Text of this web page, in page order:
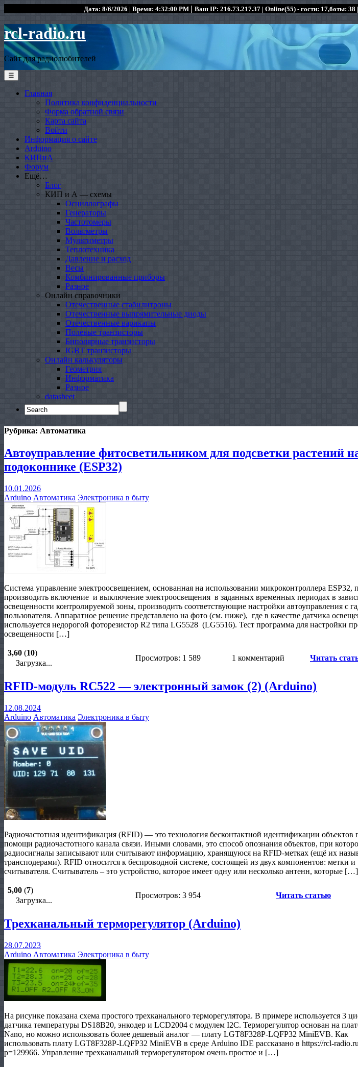
Дата: 8/6/2026 | Время: 4:32:00 PM | Ваш IP: 216.73.217.37 | Online(55) - гости: 17,боты: 38
rcl-radio.ru
Сайт для радиолюбителей
☰
Главная
Политика конфиденциальности
Форма обратной связи
Карта сайта
Войти
Информация о сайте
Arduino
КИПиА
Форум
Ещё…
Блог
КИП и А — схемы
Осциллографы
Генераторы
Частотомеры
Вольтметры
Мультиметры
Теплотехника
Давление и расход
Весы
Комбинированные приборы
Разное
Онлайн справочники
Отечественные стабилитроны
Отечественные выпрямительные диоды
Отечественные варикапы
Полевые транзисторы
Биполярные транзисторы
IGBT транзисторы
Онлайн калькуляторы
Геометрия
Информатика
Разное
datasheet
Search
for:
Рубрика: Автоматика
Автоуправление фитосветильником для подсветки растений
подоконнике (ESP32)
10.01.2026
Arduino Автоматика Электроника в быту
Система управление электроосвещением, основанная на использовании микроконтроллера ESP32,
производить включение и выключение электроосвещения в заданных временных периодах в
освещенности контролируемой зоны, производить соответствующие настройки автоуправления с
пользователя. Аппаратное решение представлено на фото (см. ниже), где в качестве датчика
используется недорогой фоторезистор R2 типа LG5528 (LG5516). Тест программа для настройки
освещенности […]
3,60 (10)
Загрузка...
Просмотров: 1 589 1 комментарий Читать
RFID-модуль RC522 — электронный замок (2) (Arduino)
12.08.2024
Arduino Автоматика Электроника в быту
Радиочастотная идентификация (RFID) — это технология бесконтактной идентификации объектов
помощи радиочастотного канала связи. Иными словами, это способ опознания объектов, при
радиосигналы записывают или считывают информацию, хранящуюся на RFID-метках (ещё их
трансподерами). RFID относится к беспроводной системе, состоящей из двух компонентов: метки и
считывателя. Считыватель – это устройство, которое имеет одну или несколько антенн, которые […]
5,00 (7)
Загрузка...
Просмотров: 3 954 Читать статью
Трехканальный терморегулятор (Arduino)
28.07.2023
Arduino Автоматика Электроника в быту
На рисунке показана схема простого трехканального терморегулятора. В примере используется 3
датчика температуры DS18B20, энкодер и LCD2004 с модулем I2C. Терморегулятор основан на
Nano, но можно использовать более дешевый аналог — плату LGT8F328P-LQFP32 MiniEVB. Как
использовать плату LGT8F328P-LQFP32 MiniEVB в среде Arduino IDE рассказано в https://rcl-
p=129966. Управление трехканальный терморегулятором очень простое и […]